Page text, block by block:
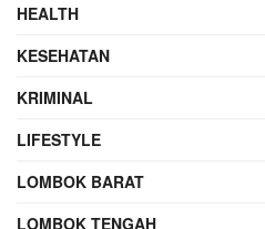
HEALTH
KESEHATAN
KRIMINAL
LIFESTYLE
LOMBOK BARAT
LOMBOK TENGAH